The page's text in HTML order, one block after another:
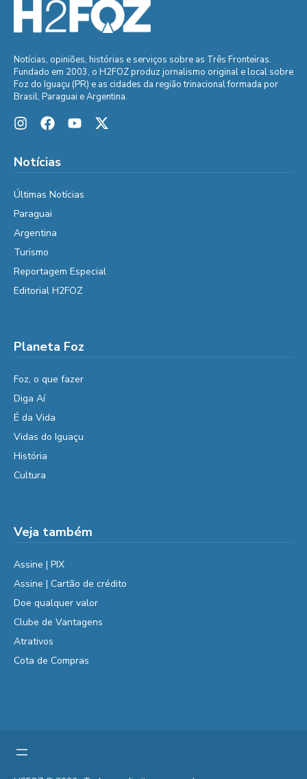
Notícias, opiniões, histórias e serviços sobre as Três Fronteiras.
Fundado em 2003, o H2FOZ produz jornalismo original e local sobre
Foz do Iguaçu (PR) e as cidades da região trinacional formada por
Brasil, Paraguai e Argentina.
Notícias
Últimas Notícias
Paraguai
Argentina
Turismo
Reportagem Especial
Editorial H2FOZ
Planeta Foz
Foz, o que fazer
Diga Aí
É da Vida
Vidas do Iguaçu
História
Cultura
Veja também
Assine | PIX
Assine | Cartão de crédito
Doe qualquer valor
Clube de Vantagens
Atrativos
Cota de Compras